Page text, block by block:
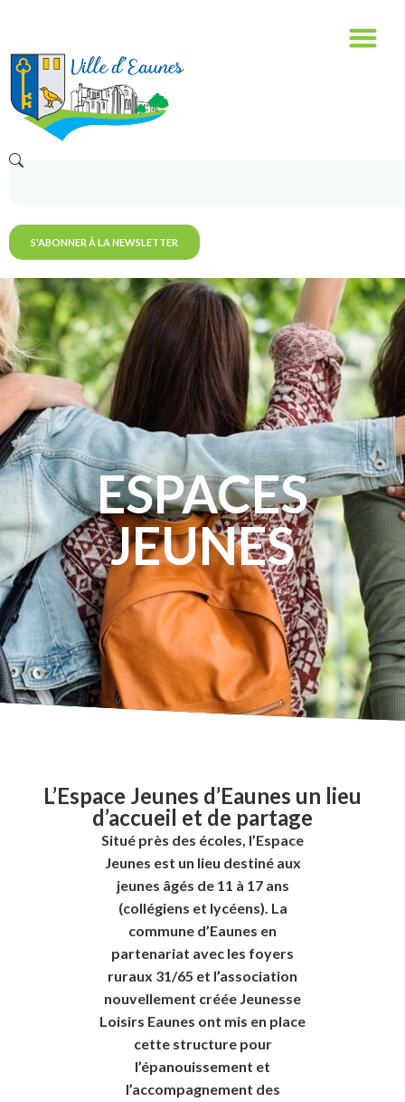
S'ABONNER À LA NEWSLETTER
ESPACES
JEUNES
L’Espace Jeunes d’Eaunes un lieu
d’accueil et de partage
Situé près des écoles, l’Espace
Jeunes est un lieu destiné aux
jeunes âgés de 11 à 17 ans
(collégiens et lycéens). La
commune d’Eaunes en
partenariat avec les foyers
ruraux 31/65 et l’association
nouvellement créée Jeunesse
Loisirs Eaunes ont mis en place
cette structure pour
l’épanouissement et
l’accompagnement des